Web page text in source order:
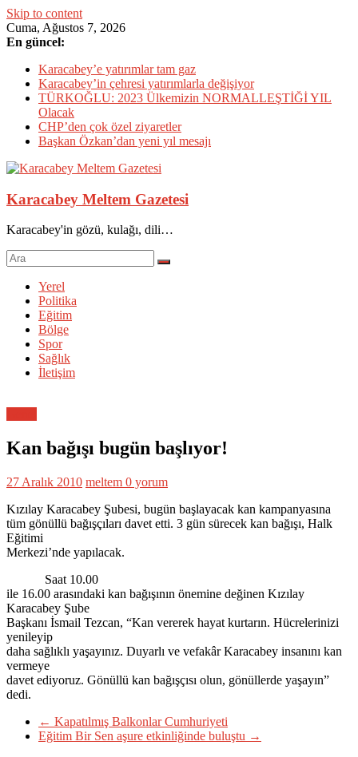
Skip to content
Cuma, Ağustos 7, 2026
En güncel:
Karacabey’e yatırımlar tam gaz
Karacabey’in çehresi yatırımlarla değişiyor
TÜRKOĞLU: 2023 Ülkemizin NORMALLEŞTİĞİ YIL
Olacak
CHP’den çok özel ziyaretler
Başkan Özkan’dan yeni yıl mesajı
Karacabey Meltem Gazetesi
Karacabey'in gözü, kulağı, dili…
Yerel
Politika
Eğitim
Bölge
Spor
Sağlık
İletişim
Kan bağışı bugün başlıyor!
27 Aralık 2010 meltem 0 yorum
Kızılay Karacabey Şubesi, bugün başlayacak kan kampanyasına
tüm gönüllü bağışçıları davet etti. 3 gün sürecek kan bağışı, Halk
Eğitimi
Merkezi’nde yapılacak.
Saat 10.00
ile 16.00 arasındaki kan bağışının önemine değinen Kızılay
Karacabey Şube
Başkanı İsmail Tezcan, “Kan vererek hayat kurtarın. Hücrelerinizi
yenileyip
daha sağlıklı yaşayınız. Duyarlı ve vefakâr Karacabey insanını kan
vermeye
davet ediyoruz. Gönüllü kan bağışçısı olun, gönüllerde yaşayın”
dedi.
← Kapatılmış Balkonlar Cumhuriyeti
Eğitim Bir Sen aşure etkinliğinde buluştu →